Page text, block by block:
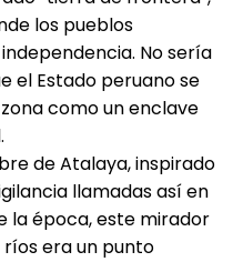
los pueblos
No sería
el Estado peruano se
como un enclave
de Atalaya, inspirado
llamadas así en
la época, este mirador
era un punto